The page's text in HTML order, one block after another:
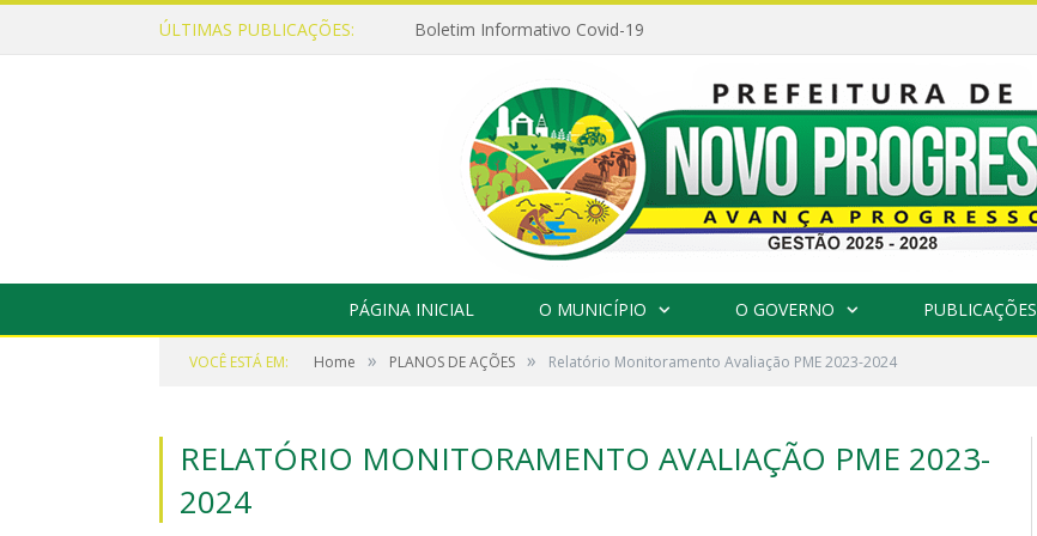
ÚLTIMAS PUBLICAÇÕES: Boletim Informativo Covid-19
PÁGINA INICIAL O MUNICÍPIO O GOVERNO PUBLICAÇÕES
VOCÊ ESTÁ EM: Home » PLANOS DE AÇÕES » Relatório Monitoramento Avaliação PME 2023-2024
RELATÓRIO MONITORAMENTO AVALIAÇÃO PME 2023-
2024